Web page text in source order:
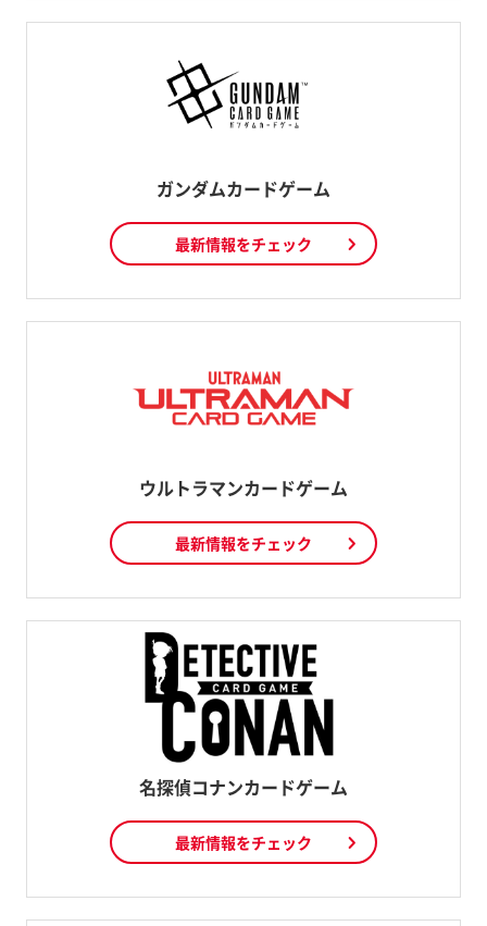
ガンダムカードゲーム
最新情報をチェック
ウルトラマンカードゲーム
最新情報をチェック
名探偵コナンカードゲーム
最新情報をチェック